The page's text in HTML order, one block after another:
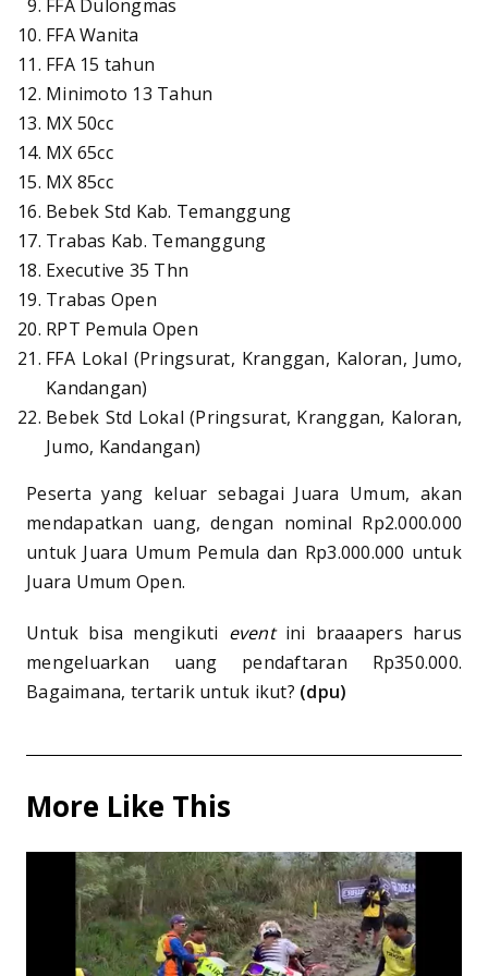
FFA Dulongmas
FFA Wanita
FFA 15 tahun
Minimoto 13 Tahun
MX 50cc
MX 65cc
MX 85cc
Bebek Std Kab. Temanggung
Trabas Kab. Temanggung
Executive 35 Thn
Trabas Open
RPT Pemula Open
FFA Lokal (Pringsurat, Kranggan, Kaloran, Jumo,
Kandangan)
Bebek Std Lokal (Pringsurat, Kranggan, Kaloran,
Jumo, Kandangan)
Peserta yang keluar sebagai Juara Umum, akan
mendapatkan uang, dengan nominal Rp2.000.000
untuk Juara Umum Pemula dan Rp3.000.000 untuk
Juara Umum Open.
Untuk bisa mengikuti eventini braaapers harus
mengeluarkan uang pendaftaran Rp350.000.
Bagaimana, tertarik untuk ikut? (dpu)
More Like This